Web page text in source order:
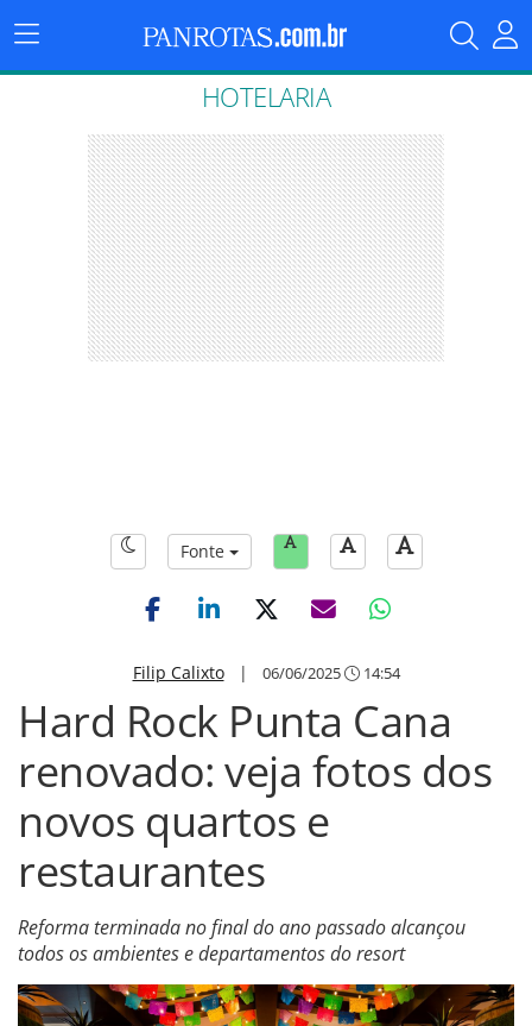
Menu
Principal
HOTELARIA
Fonte
Filip Calixto| 06/06/2025 14:54
Hard Rock Punta Cana
renovado: veja fotos dos
novos quartos e
restaurantes
Reforma terminada no final do ano passado alcançou
todos os ambientes e departamentos do resort